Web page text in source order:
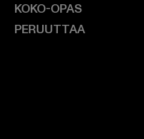
KOKO-OPAS
PERUUTTAA